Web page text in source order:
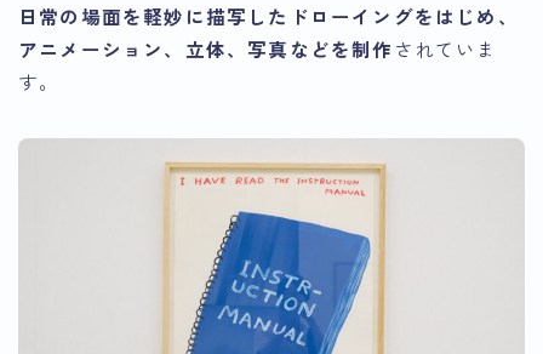
日常の場面を軽妙に描写したドローイングをはじめ、
アニメーション、立体、写真などを制作 されていま
す。